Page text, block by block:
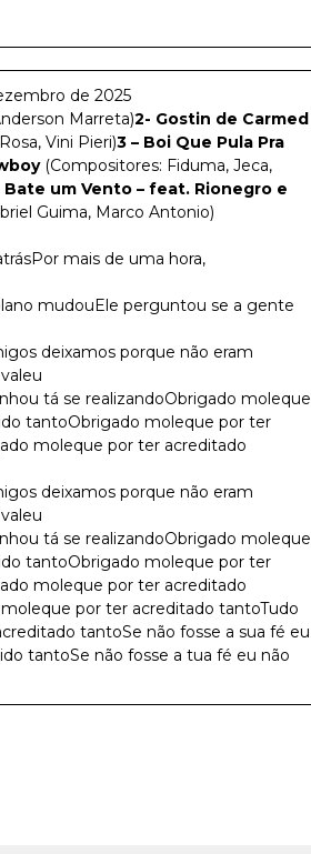
de 2025
Marreta)2- Gostin de Carmed
Vini Pieri)3 – Boi Que Pula Pra
(Compositores: Fiduma, Jeca,
Bate um Vento – feat. Rionegro e
Guima, Marco Antonio)
mais de uma hora,
mudouEle perguntou se a gente
deixamos porque não eram
tá se realizandoObrigado moleque
tantoObrigado moleque por ter
moleque por ter acreditado
deixamos porque não eram
tá se realizandoObrigado moleque
tantoObrigado moleque por ter
moleque por ter acreditado
por ter acreditado tantoTudo
tantoSe não fosse a sua fé eu
tantoSe não fosse a tua fé eu não